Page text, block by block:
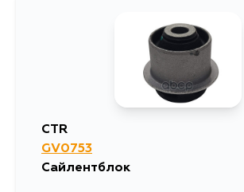
CTR
GV0753
Сайлентблок